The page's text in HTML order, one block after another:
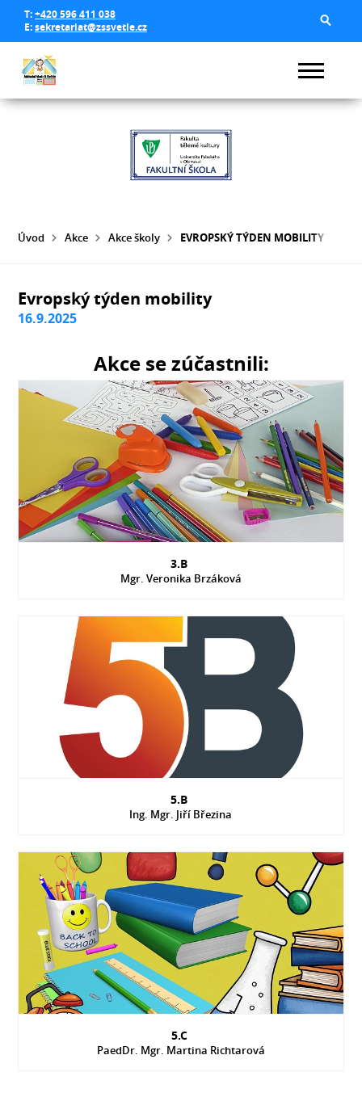
T:+420 596 411 038
E:sekretariat@zssvetle.cz
Úvod Akce Akce školy EVROPSKÝ TÝDEN MOBILITY
Evropský týden mobility
16.9.2025
Akce se zúčastnili:
3.B
Mgr. Veronika Brzáková
5.B
Ing. Mgr. Jiří Březina
5.C
PaedDr. Mgr. Martina Richtarová